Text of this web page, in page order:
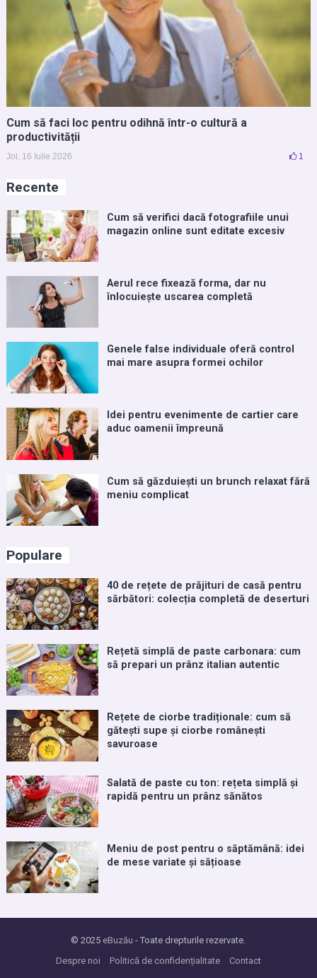
Cum să faci loc pentru odihnă într-o cultură a
productivității
Joi, 16 Iulie 2026 1
Recente
Cum să verifici dacă fotografiile unui
magazin online sunt editate excesiv
Aerul rece fixează forma, dar nu
înlocuiește uscarea completă
Genele false individuale oferă control
mai mare asupra formei ochilor
Idei pentru evenimente de cartier care
aduc oamenii împreună
Cum să găzduiești un brunch relaxat fără
meniu complicat
Populare
40 de rețete de prăjituri de casă pentru
sărbători: colecția completă de deserturi
Rețetă simplă de paste carbonara: cum
să prepari un prânz italian autentic
Rețete de ciorbe tradiționale: cum să
gătești supe și ciorbe românești
savuroase
Salată de paste cu ton: rețeta simplă și
rapidă pentru un prânz sănătos
Meniu de post pentru o săptămână: idei
de mese variate și sățioase
© 2025 eBuzău - Toate drepturile rezervate.
Despre noi
Politică de confidențialitate Contact